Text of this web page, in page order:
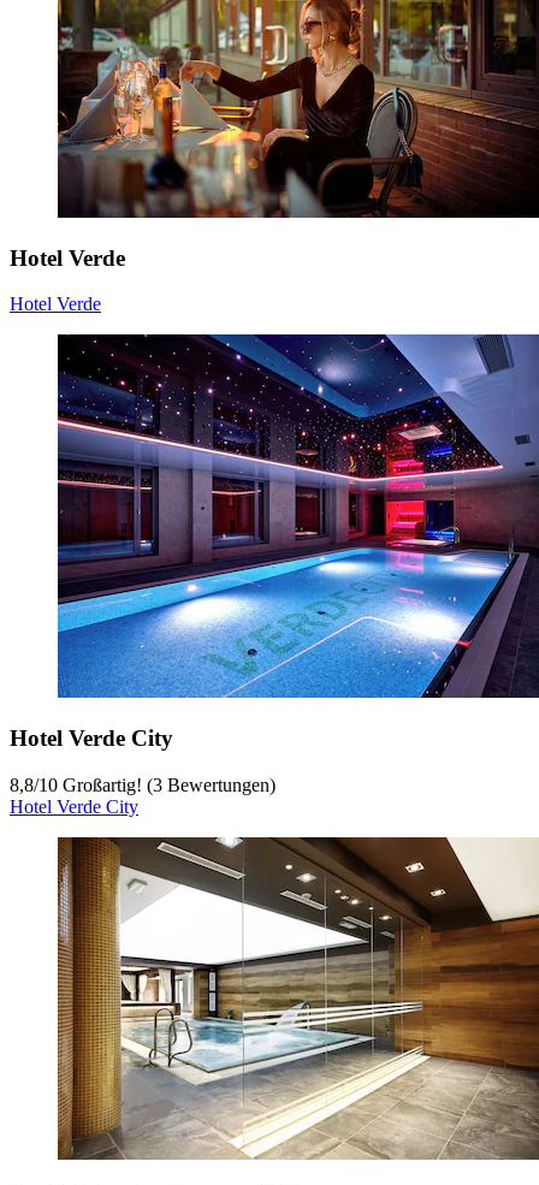
Hotel Verde
Hotel Verde
Hotel Verde City
8,8/10 Großartig! (3 Bewertungen)
Hotel Verde City